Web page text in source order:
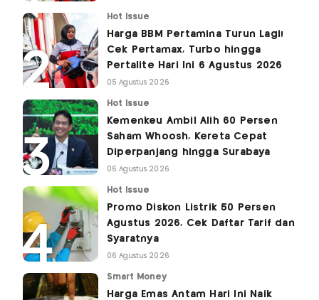
Hot Issue
Harga BBM Pertamina Turun Lagi!
Cek Pertamax, Turbo hingga
Pertalite Hari Ini 6 Agustus 2026
05 Agustus 2026
Hot Issue
Kemenkeu Ambil Alih 60 Persen
Saham Whoosh, Kereta Cepat
Diperpanjang hingga Surabaya
06 Agustus 2026
Hot Issue
Promo Diskon Listrik 50 Persen
Agustus 2026, Cek Daftar Tarif dan
Syaratnya
06 Agustus 2026
Smart Money
Harga Emas Antam Hari Ini Naik